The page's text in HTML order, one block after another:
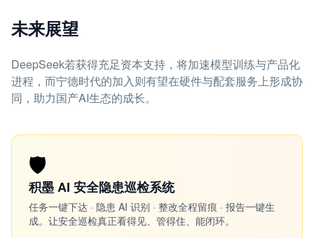
未来展望
DeepSeek若获得充足资本支持，将加速模型训练与产品化
进程，而宁德时代的加入则有望在硬件与配套服务上形成协
同，助力国产AI生态的成长。
🛡️
积墨 AI 安全隐患巡检系统
任务一键下达 · 隐患 AI 识别 · 整改全程留痕 · 报告一键生
成。让安全巡检真正看得见、管得住、能闭环。